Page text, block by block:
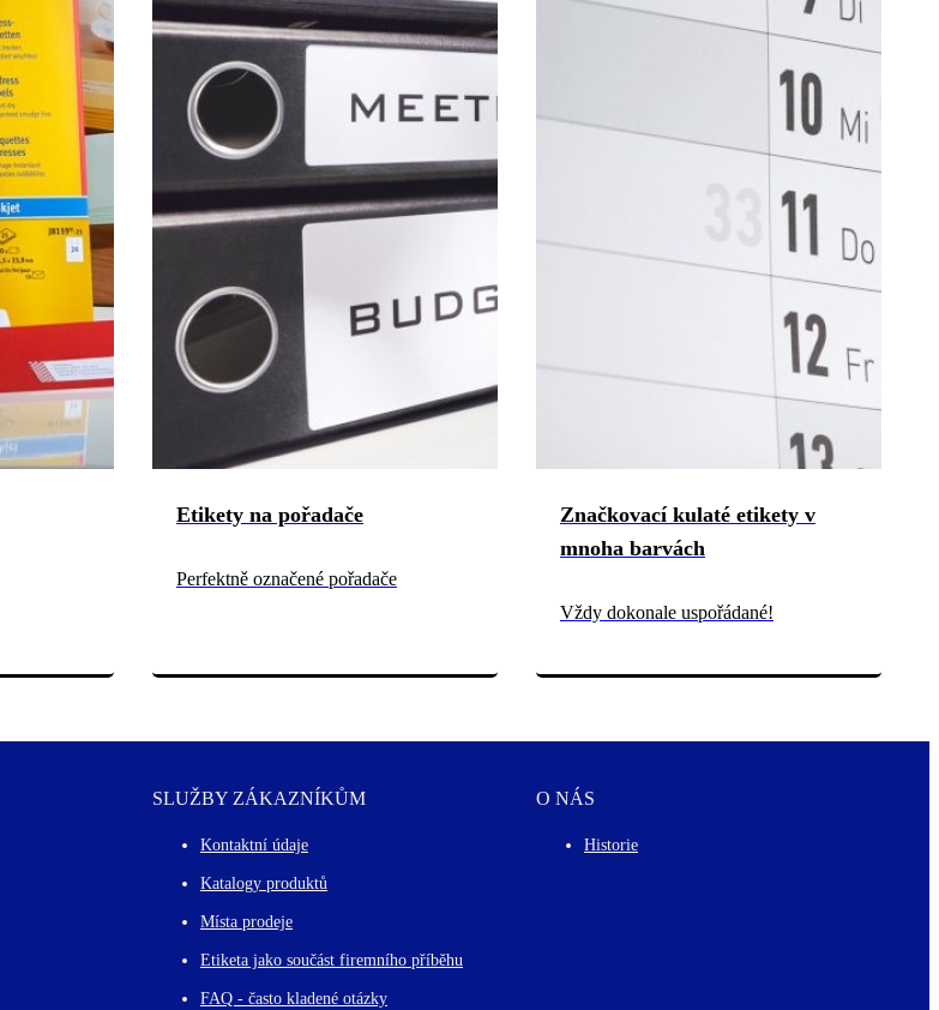
Etikety na pořadače
Perfektně označené pořadače
Značkovací kulaté etikety v
mnoha barvách
Vždy dokonale uspořádané!
SLUŽBY ZÁKAZNÍKŮM
Kontaktní údaje
Katalogy produktů
Místa prodeje
Etiketa jako součást firemního příběhu
FAQ - často kladené otázky
O NÁS
Historie